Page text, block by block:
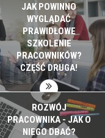
JAK POWINNO
WYGLĄDAĆ
PRAWIDŁOWE
SZKOLENIE
PRACOWNIKÓW?
CZĘŚĆ DRUGA!
ROZWÓJ
PRACOWNIKA - JAK O
NIEGO DBAĆ?